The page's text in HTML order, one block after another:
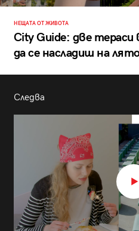
НЕЩАТА ОТ ЖИВОТА
City Guide: две
да се насладиш на
Следва